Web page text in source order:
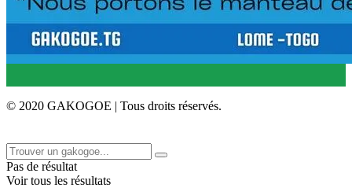
© 2020 GAKOGOE | Tous droits réservés.
Pas de résultat
Voir tous les résultats